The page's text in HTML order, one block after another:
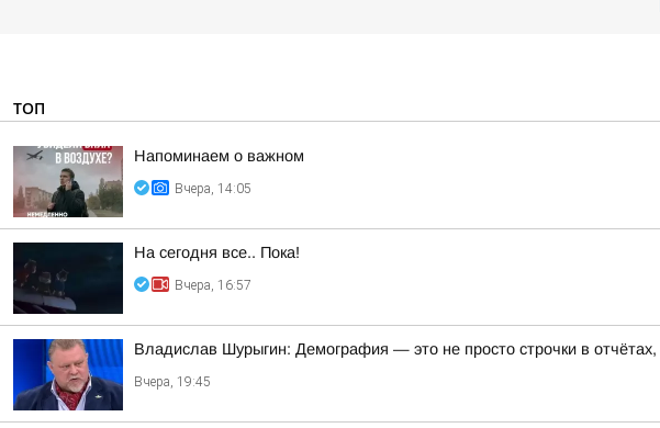
ТОП
Напоминаем о важном
Вчера, 14:05
На сегодня все.. Пока!
Вчера, 16:57
Владислав Шурыгин: Демография — это не просто строчки в
Вчера, 19:45